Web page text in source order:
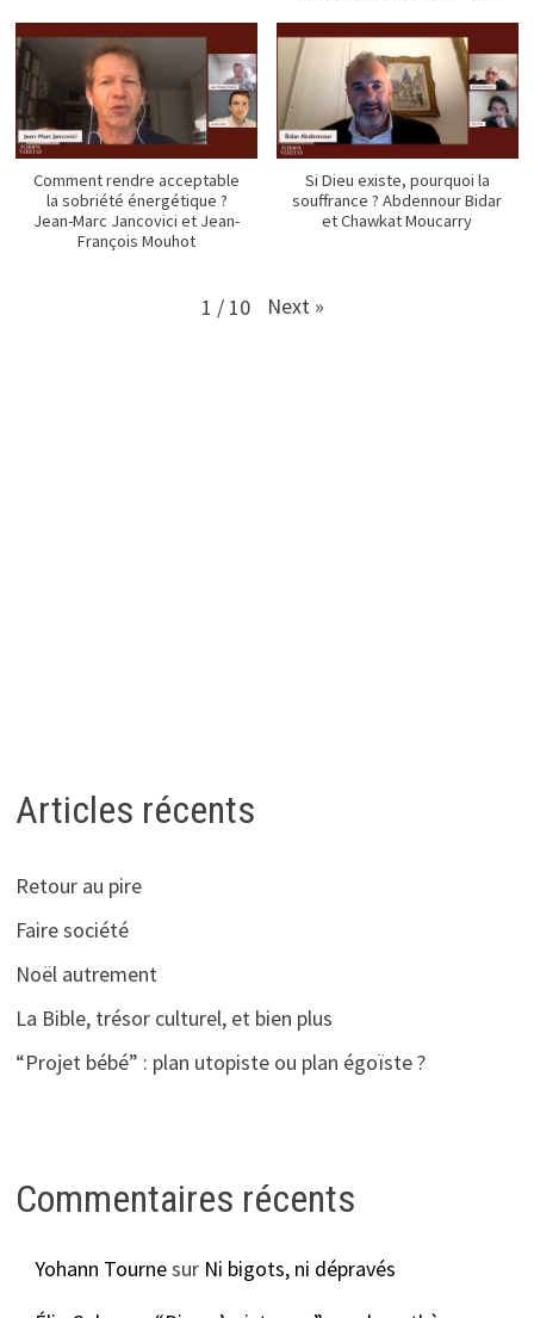
Comment rendre acceptable
la sobriété énergétique ?
Jean-Marc Jancovici et Jean-
François Mouhot
Si Dieu existe, pourquoi la
souffrance ? Abdennour Bidar
et Chawkat Moucarry
1 / 10 Next »
Articles récents
Retour au pire
Faire société
Noël autrement
La Bible, trésor culturel, et bien plus
“Projet bébé” : plan utopiste ou plan égoïste ?
Commentaires récents
Yohann Tournesur Ni bigots, ni dépravés